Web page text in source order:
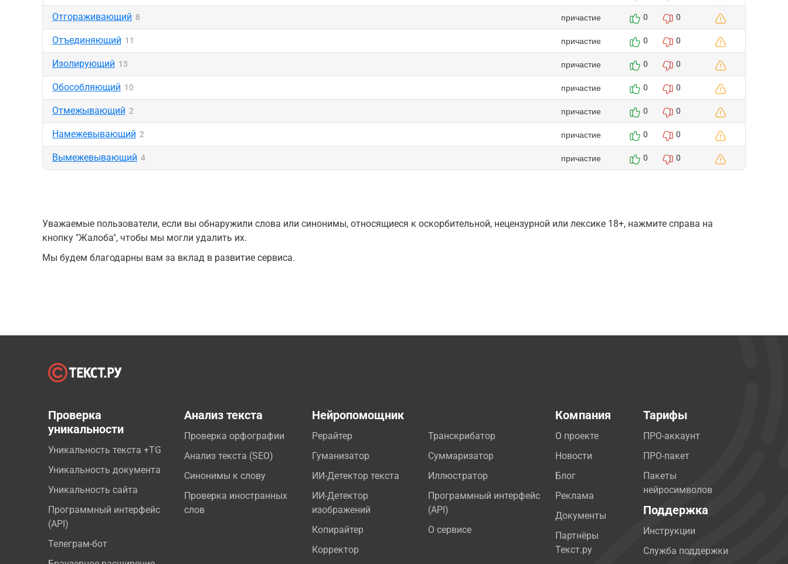
Отгораживающий 8 причастие 0 0
Отъединяющий 11 причастие 0 0
Изолирующий 13 причастие 0 0
Обособляющий 10 причастие 0 0
Отмежывающий 2 причастие 0 0
Намежевывающий 2 причастие 0 0
Вымежевывающий 4 причастие 0 0
Уважаемые пользователи, если вы обнаружили слова или синонимы, относящиеся к оскорбительной, нецензурной или лексике 18+, нажмите справа на
кнопку "Жалоба", чтобы мы могли удалить их.
Мы будем благодарны вам за вклад в развитие сервиса.
Проверка
уникальности
Уникальность текста +TG
Уникальность документа
Уникальность сайта
Программный интерфейс
(API)
Телеграм-бот
Анализ текста
Проверка орфографии
Анализ текста (SEO)
Синонимы к слову
Проверка иностранных
слов
Нейропомощник
Рерайтер
Гуманизатор
ИИ-Детектор текста
ИИ-Детектор
изображений
Копирайтер
Корректор
Транскрибатор
Суммаризатор
Иллюстратор
Программный интерфейс
(API)
О сервисе
Компания
О проекте
Новости
Блог
Реклама
Документы
Партнёры
Текст.ру
Тарифы
ПРО-аккаунт
ПРО-пакет
Пакеты
нейросимволов
Поддержка
Инструкции
Служба поддержки